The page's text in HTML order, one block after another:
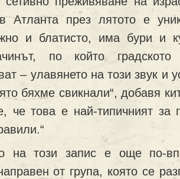
Атланта през лятото е
и блатисто, има бури и
по който градското
– улавянето на този звук и
бяхме свикнали“, добавя
че това е най-типичният за
на този запис е още по-
от група, която се